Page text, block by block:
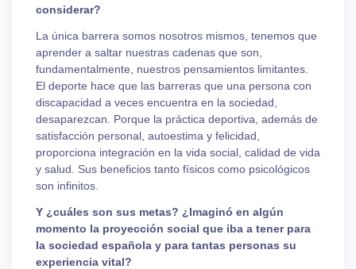
considerar?
La única barrera somos nosotros mismos, tenemos que
aprender a saltar nuestras cadenas que son,
fundamentalmente, nuestros pensamientos limitantes.
El deporte hace que las barreras que una persona con
discapacidad a veces encuentra en la sociedad,
desaparezcan. Porque la práctica deportiva, además de
satisfacción personal, autoestima y felicidad,
proporciona integración en la vida social, calidad de vida
y salud. Sus beneficios tanto físicos como psicológicos
son infinitos.
Y ¿cuáles son sus metas? ¿Imaginó en algún
momento la proyección social que iba a tener para
la sociedad española y para tantas personas su
experiencia vital?